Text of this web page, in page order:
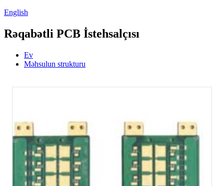
English
Rəqabətli PCB İstehsalçısı
Ev
Məhsulun strukturu